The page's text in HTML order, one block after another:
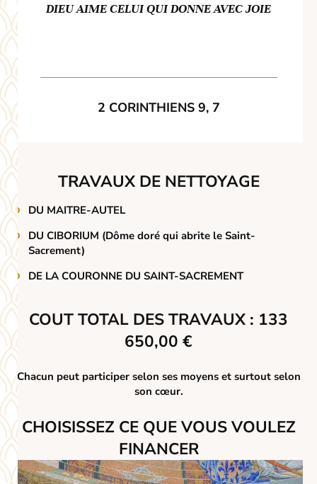
DIEU AIME CELUI QUI DONNE AVEC JOIE
2 CORINTHIENS 9, 7
TRAVAUX DE NETTOYAGE
DU MAITRE-AUTEL
DU CIBORIUM (Dôme doré qui abrite le Saint-
Sacrement)
DE LA COURONNE DU SAINT-SACREMENT
COUT TOTAL DES TRAVAUX : 133
650,00 €
Chacun peut participer selon ses moyens et surtout selon
son cœur.
CHOISISSEZ CE QUE VOUS VOULEZ
FINANCER